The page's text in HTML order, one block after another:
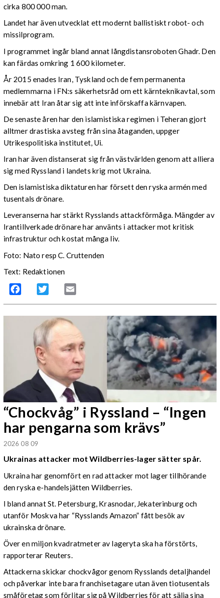
cirka 800 000 man.
Landet har även utvecklat ett modernt ballistiskt robot- och
missilprogram.
I programmet ingår bland annat långdistansroboten Ghadr. Den
kan färdas omkring 1 600 kilometer.
År 2015 enades Iran, Tyskland och de fem permanenta
medlemmarna i FN:s säkerhetsråd om ett kärnteknikavtal, som
innebär att Iran åtar sig att inte införskaffa kärnvapen.
De senaste åren har den islamistiska regimen i Teheran gjort
alltmer drastiska avsteg från sina åtaganden, uppger
Utrikespolitiska institutet, Ui.
Iran har även distanserat sig från västvärlden genom att alliera
sig med Ryssland i landets krig mot Ukraina.
Den islamistiska diktaturen har försett den ryska armén med
tusentals drönare.
Leveranserna har stärkt Rysslands attackförmåga. Mängder av
Irantillverkade drönare har använts i attacker mot kritisk
infrastruktur och kostat många liv.
Foto: Nato resp C. Cruttenden
Text: Redaktionen
Facebook Twitter
“Chockvåg” i Ryssland – “Ingen
har pengarna som krävs”
2026 08 09
Ukrainas attacker mot Wildberries-lager sätter spår.
Ukraina har genomfört en rad attacker mot lager tillhörande
den ryska e-handelsjätten Wildberries.
I bland annat St. Petersburg, Krasnodar, Jekaterinburg och
utanför Moskva har “Rysslands Amazon” fått besök av
ukrainska drönare.
Över en miljon kvadratmeter av lageryta ska ha förstörts,
rapporterar Reuters.
Attackerna skickar chockvågor genom Rysslands detaljhandel
och påverkar inte bara franchisetagare utan även tiotusentals
småföretag som förlitar sig på Wildberries för att sälja sina